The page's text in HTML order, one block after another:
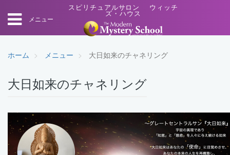
メニュー
スピリチュアルサロン ウィッチ
ズ・ハウス
ホーム メニュー 大日如来のチャネリング
大日如来のチャネリング